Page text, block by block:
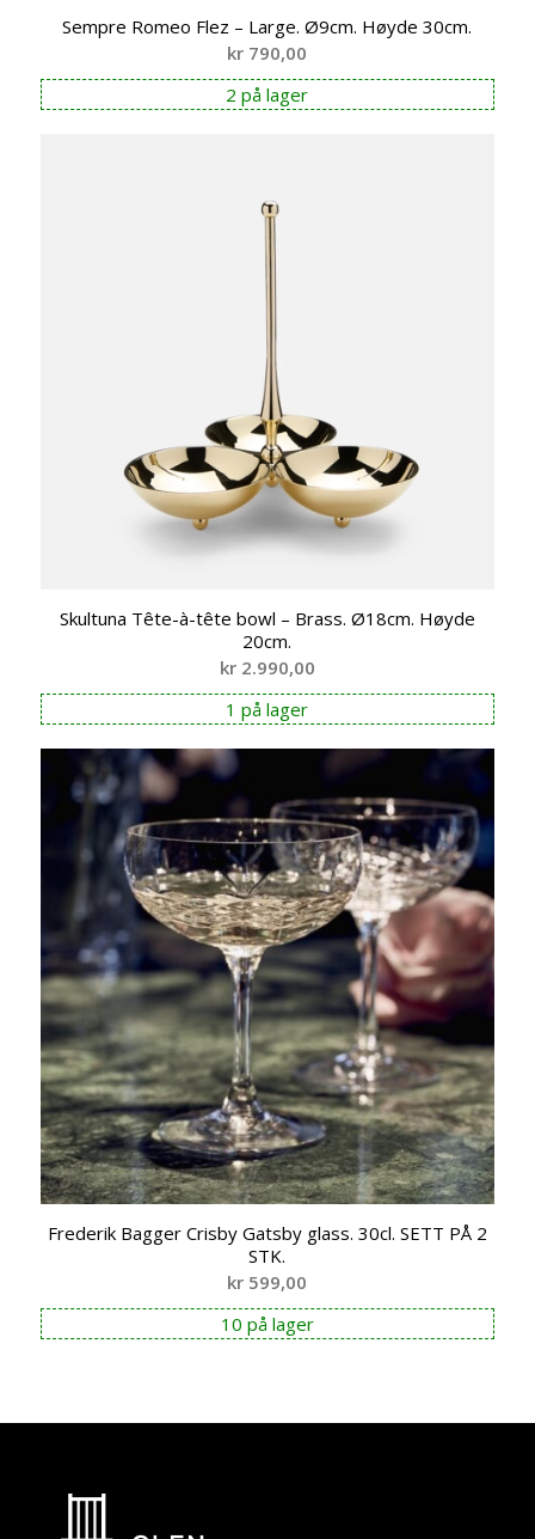
Sempre Romeo Flez – Large. Ø9cm. Høyde 30cm.
kr 790,00
2 på lager
Skultuna Tête-à-tête bowl – Brass. Ø18cm. Høyde
20cm.
kr2.990,00
1 på lager
Frederik Bagger Crisby Gatsby glass. 30cl. SETT PÅ 2
STK.
kr 599,00
10 på lager